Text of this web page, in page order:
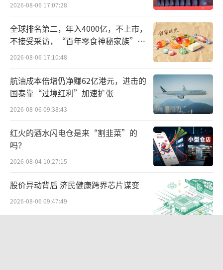
在“创新构建高价值健康解决方案”圆桌
论坛上，司徒文佑与全球乳业大会主席Richard
Hall及多位国际权威专家，围绕精准营养科学
2026-08-06 17:07:28
全球排名第二，年入4000亿，不上市，
不接受采访，“百年零食神秘家族”浮
出水面？
2026-08-06 17:10:48
航油成本倍增仍净赚62亿港元，进击的
国泰靠“过境红利”加速扩张
2026-08-06 09:38:43
红火的酒水闪电仓是来“割韭菜”的
吗？
2026-08-04 10:27:15
股价异动背后 济民健康跨界芯片谋变
2026-08-06 09:47:49